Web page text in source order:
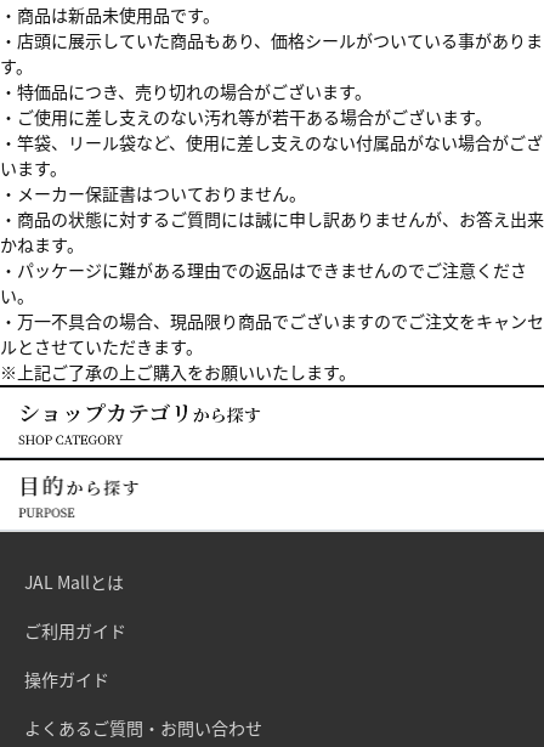
・商品は新品未使用品です。
・店頭に展示していた商品もあり、価格シールがついている事がありま
す。
・特価品につき、売り切れの場合がございます。
・ご使用に差し支えのない汚れ等が若干ある場合がございます。
・竿袋、リール袋など、使用に差し支えのない付属品がない場合がござ
います。
・メーカー保証書はついておりません。
・商品の状態に対するご質問には誠に申し訳ありませんが、お答え出来
かねます。
・パッケージに難がある理由での返品はできませんのでご注意くださ
い。
・万一不具合の場合、現品限り商品でございますのでご注文をキャンセ
ルとさせていただきます。
※上記ご了承の上ご購入をお願いいたします。
JAL Mallとは
ご利用ガイド
操作ガイド
よくあるご質問・お問い合わせ